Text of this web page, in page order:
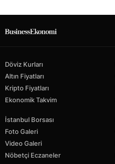
Döviz Kurları
Altın Fiyatları
Kripto Fiyatları
Ekonomik Takvim
İstanbul Borsası
Foto Galeri
Video Galeri
Nöbetçi Eczaneler